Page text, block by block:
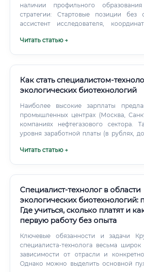
наличии профильного
стратегии: Стартовые позиции без опыта: лаборант,
ассистент исследователя,
многие крупные
задач, написание научных обзоров 🎓 Важно: диплом по
смежной специальности плюс курс
Компании всё чаще ценят
формальных дипломов. Сколько
выпускники курсов и как быстро
Расчёт окупаемости
инвестиции в образование
Читать статью →
Как стать специалистом-
экологических биотехнологий
Наиболее высокие зарплаты
промышленных центрах (Москва,
компаниях нефтегазового сектора.
уровня заработной платы (в рублях,
Читать статью →
Специалист-технолог в области
экологических биотехнологий:
Где учиться, сколько платят и
первую работу без опыта
Ключевые обязанности и задачи
специалиста-технолога весьма
зависимости от отрасли и
Однако можно выделить основной